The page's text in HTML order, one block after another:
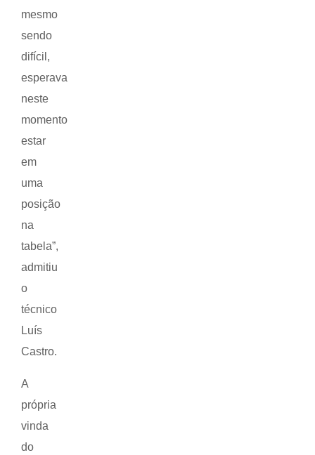
mesmo
sendo
difícil,
esperava
neste
momento
estar
em
uma
posição
na
tabela”,
admitiu
o
técnico
Luís
Castro.
A
própria
vinda
do